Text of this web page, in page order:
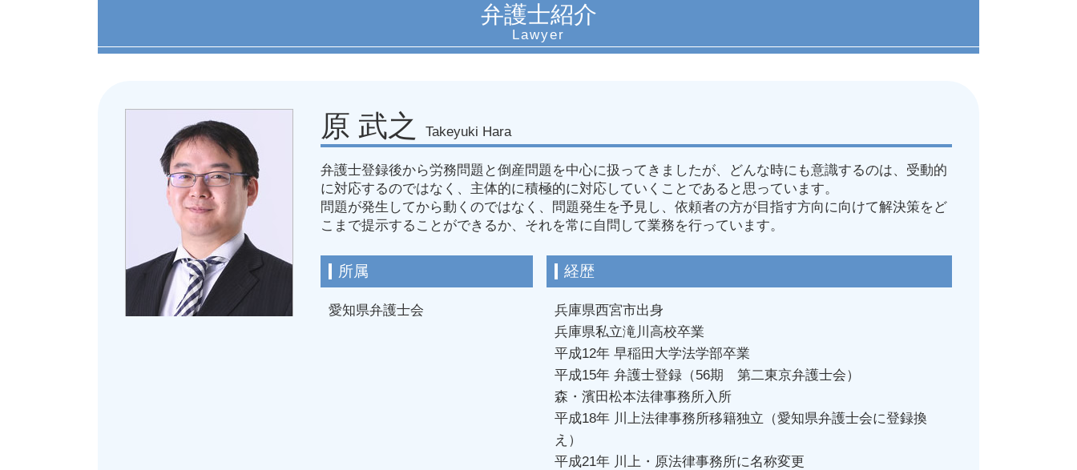
労働問題 予防
労働 休み 法律
労働組合 団体交渉 弁護士
普通解雇 方法
不当解雇 罰則
労務問題 解決
会社 労働 ルール
労働 弁護士 相談
不当解雇 条件
名古屋市 未払い残業代請求された
愛知県 パワハラ訴訟
愛知県 従業員 労働審判
名古屋市 不当解雇 解決
名古屋市 使用者側 労働問題
愛知県 従業員 訴えられた
愛知県 就業規則見直し 相談
名古屋市 労働審判 弁護士
愛知県 復職 相談
弁護士紹介
原 武之 Takeyuki Hara
弁護士登録後から労務問題と倒産問題を中心に扱ってきましたが、どんな時にも意識するのは、受動的
に対応するのではなく、主体的に積極的に対応していくことであると思っています。
問題が発生してから動くのではなく、問題発生を予見し、依頼者の方が目指す方向に向けて解決策をど
こまで提示することができるか、それを常に自問して業務を行っています。
所属
愛知県弁護士会
経歴
兵庫県西宮市出身
兵庫県私立滝川高校卒業
平成12年 早稲田大学法学部卒業
平成15年 弁護士登録（56期 第二東京弁護士会）
森・濱田松本法律事務所入所
平成18年 川上法律事務所移籍独立（愛知県弁護士会に登録換
え）
平成21年 川上・原法律事務所に名称変更